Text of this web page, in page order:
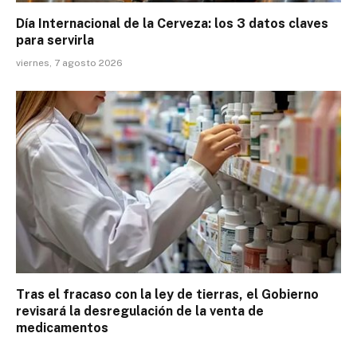
Día Internacional de la Cerveza: los 3 datos claves
para servirla
viernes, 7 agosto 2026
Tras el fracaso con la ley de tierras, el Gobierno
revisará la desregulación de la venta de
medicamentos